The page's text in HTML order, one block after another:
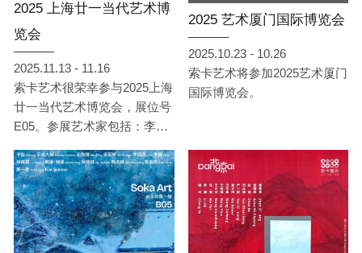
2025 上海廿一当代艺术博
览会
2025.11.13 - 11.16
索卡艺术很荣幸参与2025上海
廿一当代艺术博览会，展位号
E05。参展艺术家包括：李
王依雅、汪子晨、闫占城、詹
佶昂、曾健勇。展会将于11月
13日至11月16日在上海展览中
心举行，索卡艺术期待届时与
您相会。
2025 艺术厦门国际博览会
2025.10.23 - 10.26
索卡艺术将参加2025艺术厦门
国际博览会。